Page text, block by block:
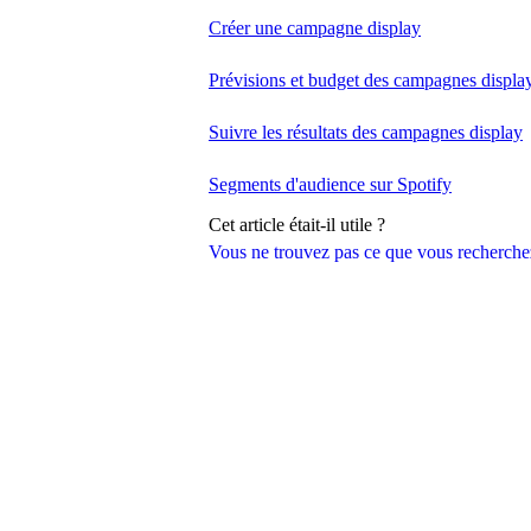
Vous ne trouvez pas ce que vous
Créer une campagne display
Prévisions et budget des campagnes
Suivre les résultats des campagnes display
Segments d'audience sur Spotify
Cet article était-il utile ?